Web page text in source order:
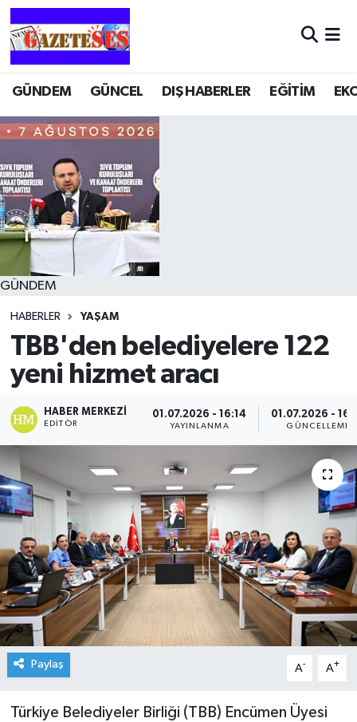
GÜNDEM GÜNCEL DIŞ HABERLER EĞİTİM
GÜNDEM
HABERLER YAŞAM
TBB'den belediyelere 122
yeni hizmet aracı
HABER MERKEZI
EDITÖR
01.07.2026 - 16:14
YAYINLANMA
01.07.2026 -
GÜNCELLEME
Paylaş A- A+
Türkiye Belediyeler Birliği (TBB) Encümen Üyesi